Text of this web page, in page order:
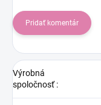
Pridať komentár
Výrobná
spoločnosť: